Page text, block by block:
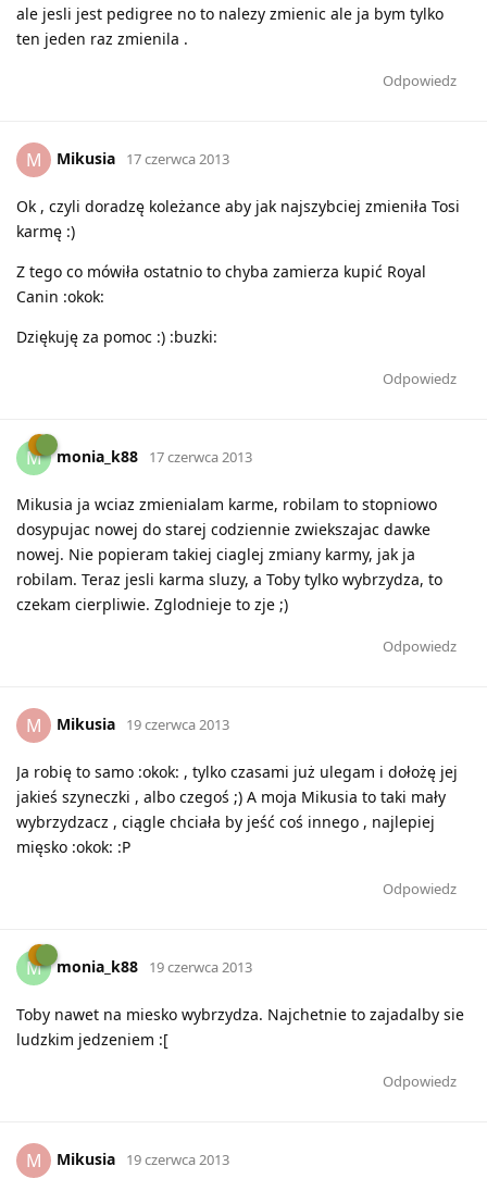
ale jesli jest pedigree no to nalezy zmienic ale ja bym tylko
ten jeden raz zmienila .
Odpowiedz
M Mikusia 17 czerwca 2013
Ok , czyli doradzę koleżance aby jak najszybciej zmieniła Tosi
karmę :)
Z tego co mówiła ostatnio to chyba zamierza kupić Royal
Canin :okok:
Dziękuję za pomoc :) :buzki:
Odpowiedz
M monia_k88 17 czerwca 2013
Mikusia ja wciaz zmienialam karme, robilam to stopniowo
dosypujac nowej do starej codziennie zwiekszajac dawke
nowej. Nie popieram takiej ciaglej zmiany karmy, jak ja
robilam. Teraz jesli karma sluzy, a Toby tylko wybrzydza, to
czekam cierpliwie. Zglodnieje to zje ;)
Odpowiedz
M Mikusia 19 czerwca 2013
Ja robię to samo :okok: , tylko czasami już ulegam i dołożę jej
jakieś szyneczki , albo czegoś ;) A moja Mikusia to taki mały
wybrzydzacz , ciągle chciała by jeść coś innego , najlepiej
mięsko :okok: :P
Odpowiedz
M monia_k88 19 czerwca 2013
Toby nawet na miesko wybrzydza. Najchetnie to zajadalby sie
ludzkim jedzeniem :[
Odpowiedz
M Mikusia 19 czerwca 2013